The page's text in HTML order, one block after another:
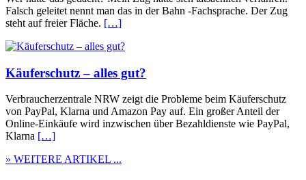
Falsch geleitet nennt man das in der Bahn -Fachsprache. Der Zug
steht auf freier Fläche. […]
Käuferschutz – alles gut?
Verbraucherzentrale NRW zeigt die Probleme beim Käuferschutz
von PayPal, Klarna und Amazon Pay auf. Ein großer Anteil der
Online-Einkäufe wird inzwischen über Bezahldienste wie PayPal,
Klarna […]
» WEITERE ARTIKEL ...